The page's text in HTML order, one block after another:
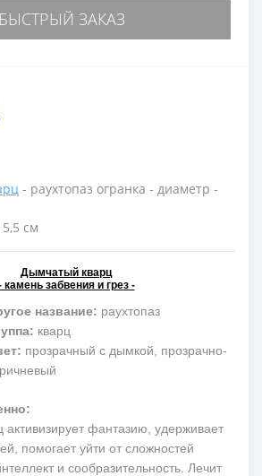
БЫСТРЫЙ ЗАКАЗ
- раухтопаз огранка - диаметр -
см
Дымчатый кварц
камень забвения и грез -
название: раухтопаз
кварц
прозрачный с дымкой, прозрачно-
фантазию, удерживает
помогает уйти от сложностей
и сообразительность. Лечит